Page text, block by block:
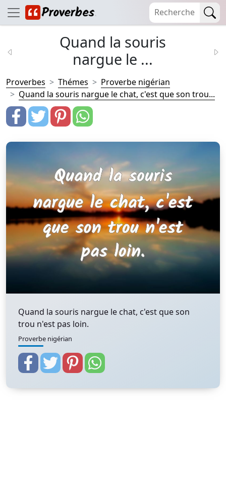
Quand la souris
nargue le ...
Proverbes Thémes
Proverbe nigérian
Quand la souris nargue le chat, c'est que son trou...
Quand la souris nargue le chat, c'est que son
trou n'est pas loin.
Proverbe nigérian